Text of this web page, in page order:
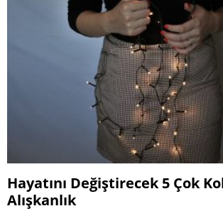
Hayatını Değiştirecek 5 Çok
Alışkanlık